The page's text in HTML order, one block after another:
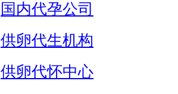
国内代孕公司
供卵代生机构
供卵代怀中心